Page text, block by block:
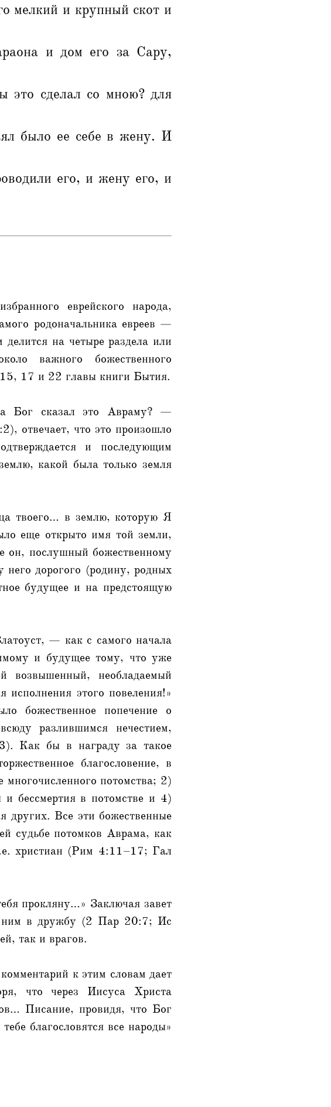
мелкий и крупный скот и
и дом его за Сару,
это сделал со мною? для
было ее себе в жену. И
его, и жену его, и
еврейского народа,
родоначальника евреев —
на четыре раздела или
важного божественного
17 и 22 главы книги Бытия.
Бог сказал это Авраму? —
отвечает, что это произошло
и последующим
какой была только земля
твоего… в землю, которую Я
еще открыто имя той земли,
он, послушный божественному
него дорогого (родину, родных
будущее и на предстоящую
— как с самого начала
и будущее тому, что уже
возвышенный, необладаемый
этого повеления!»
божественное попечение о
разлившимся нечестием,
Как бы в награду за такое
благословение, в
потомства; 2)
бессмертия в потомстве и 4)
других. Все эти божественные
судьбе потомков Аврама, как
христиан (Рим 4:11–17; Гал
прокляну…» Заключая завет
ним в дружбу (2 Пар 20:7; Ис
так и врагов.
к этим словам дает
что через Иисуса Христа
Писание, провидя, что Бог
благословятся все народы»